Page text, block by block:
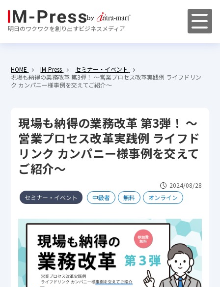
明日のワクワクを創り出すビジネスメディア
HOME IM-Press
セミナー・イベント
現場も納得の業務改革 第3弾！ ～営業プロセス改革実践例 ライフドリン
ク カンパニー様事例を交えてご紹介～
現場も納得の業務改革 第3弾！ ～
営業プロセス改革実践例 ライフド
リンク カンパニー様事例を交えて
ご紹介～
2024/08/28
セミナー・イベント
中級者 無料 オンライン